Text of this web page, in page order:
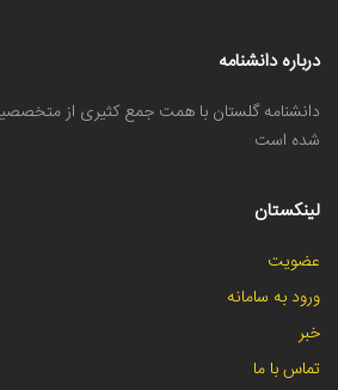
درباره دانشنامه
دانشنامه گلستان با همت جمع کثیری از
شده است
لینکستان
عضویت
ورود به سامانه
خبر
تماس با ما